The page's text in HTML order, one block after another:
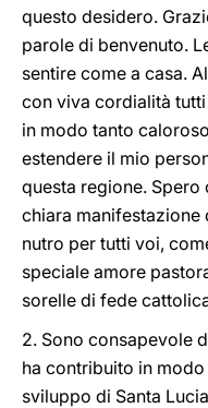
questo desidero.
parole di benvenuto.
sentire come a casa.
con viva cordialità
in modo tanto
estendere il mio
questa regione. Spero
chiara manifestazione
nutro per tutti voi,
speciale amore
sorelle di fede
2. Sono consapevole
ha contribuito in
sviluppo di Santa